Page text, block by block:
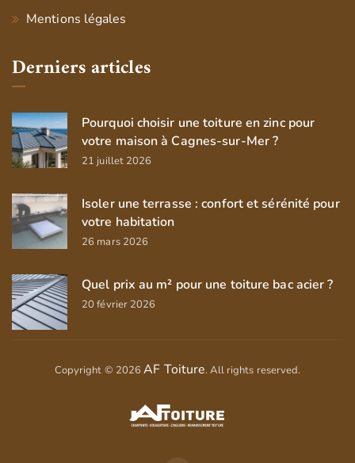
Mentions légales
Derniers articles
Pourquoi choisir une toiture en zinc pour
votre maison à Cagnes-sur-Mer ?
21 juillet 2026
Isoler une terrasse : confort et sérénité pour
votre habitation
26 mars 2026
Quel prix au m² pour une toiture bac acier ?
20 février 2026
Copyright © 2026AF Toiture. All rights reserved.